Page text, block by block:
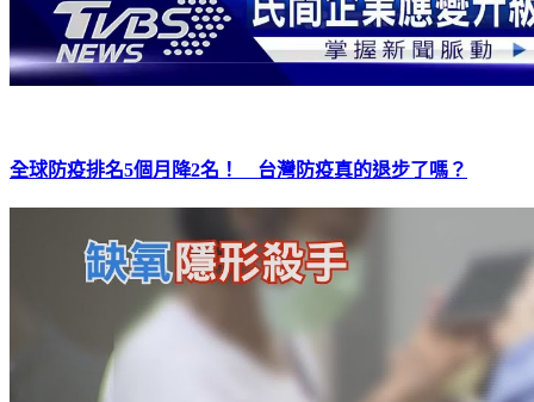
全球防疫排名5個月降2名！ 台灣防疫真的退步了嗎？